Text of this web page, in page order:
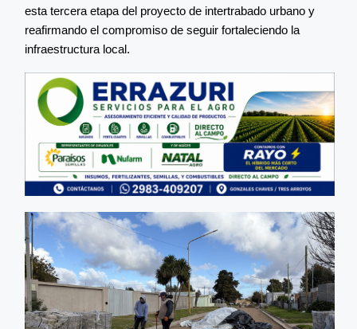
esta tercera etapa del proyecto de intertrabado urbano y
reafirmando el compromiso de seguir fortaleciendo la
infraestructura local.